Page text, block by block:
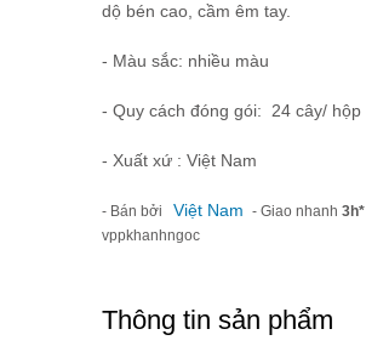
dộ bén cao, cầm êm tay.
- Màu sắc: nhiều màu
- Quy cách đóng gói: 24 cây/ hộp
- Xuất xứ : Việt Nam
- Bán bởi Việt Nam - Giao nhanh 3h*
vppkhanhngoc
Thông tin sản phẩm